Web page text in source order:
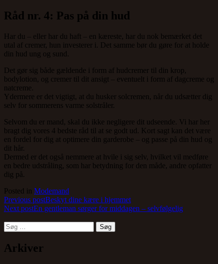
Råd nr. 4: Pas på din hud
Har du – eller har du haft – en kæreste, har du nok bemærket det
utal af cremer, hun investerer i. Det samme bør du gøre for at holde
din hud ung og sund.
Det gør sig både gældende i form af hudcremer til din krop,
bodylotion, og cremer til dit ansigt – eventuelt i form af dagcreme og
natcreme.
Ydermere er det vigtigt, at du husker solcremen, når du udsætter dig
selv for sommerens varme solstråler.
Selvom du er mand, skal du ikke negligere dit udseende. Vi har her
bragt dig vores 4 bedste råd til at se godt ud. Kort sagt kan det være
en fordel for dig at optimere din garderobe – og passe på din hud og
dit hår.
Dermed er det også nemmere at hvile i sig selv, hvilket vil medføre
en bedre udstråling, som har betydning for den måde, andre opfatter
dig på.
Posted in Modemand
Indlægsnavigation
Previous postBeskyt dine kære i hjemmet
Next postEn gentleman sørger for middagen – selvfølgelig
Søg
efter:
Arkiver